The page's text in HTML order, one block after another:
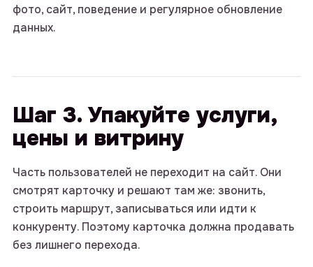
фото, сайт, поведение и регулярное обновление
данных.
Шаг 3. Упакуйте услуги,
цены и витрину
Часть пользователей не переходит на сайт. Они
смотрят карточку и решают там же: звонить,
строить маршрут, записываться или идти к
конкуренту. Поэтому карточка должна продавать
без лишнего перехода.